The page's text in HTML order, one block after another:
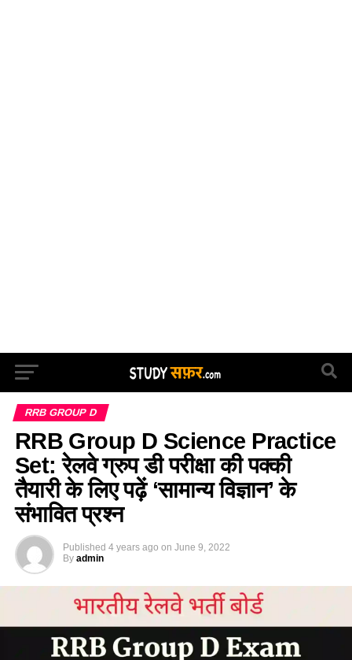
RRB GROUP D
RRB Group D Science Practice
Set: रेलवे ग्रुप डी परीक्षा की पक्की
तैयारी के लिए पढ़ें ‘सामान्य विज्ञान’ के
संभावित प्रश्न
Published 4 years ago on June 9, 2022
By admin